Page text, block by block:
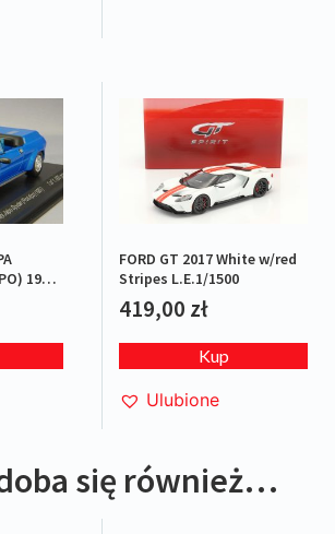
1987
FORD GT 2017 White w/red
Stripes L.E.1/1500
419,00 zł
Kup
Ulubione
się również…